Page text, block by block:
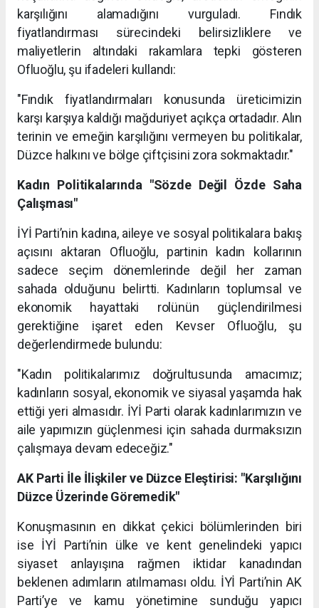
karşılığını alamadığını vurguladı. Fındık
fiyatlandırması sürecindeki belirsizliklere ve
maliyetlerin altındaki rakamlara tepki gösteren
Ofluoğlu, şu ifadeleri kullandı:
"Fındık fiyatlandırmaları konusunda üreticimizin
karşı karşıya kaldığı mağduriyet açıkça ortadadır. Alın
terinin ve emeğin karşılığını vermeyen bu politikalar,
Düzce halkını ve bölge çiftçisini zora sokmaktadır."
Kadın Politikalarında "Sözde Değil Özde Saha
Çalışması"
İYİ Parti’nin kadına, aileye ve sosyal politikalara bakış
açısını aktaran Ofluoğlu, partinin kadın kollarının
sadece seçim dönemlerinde değil her zaman
sahada olduğunu belirtti. Kadınların toplumsal ve
ekonomik hayattaki rolünün güçlendirilmesi
gerektiğine işaret eden Kevser Ofluoğlu, şu
değerlendirmede bulundu:
"Kadın politikalarımız doğrultusunda amacımız;
kadınların sosyal, ekonomik ve siyasal yaşamda hak
ettiği yeri almasıdır. İYİ Parti olarak kadınlarımızın ve
aile yapımızın güçlenmesi için sahada durmaksızın
çalışmaya devam edeceğiz."
AK Parti İle İlişkiler ve Düzce Eleştirisi: "Karşılığını
Düzce Üzerinde Göremedik"
Konuşmasının en dikkat çekici bölümlerinden biri
ise İYİ Parti’nin ülke ve kent genelindeki yapıcı
siyaset anlayışına rağmen iktidar kanadından
beklenen adımların atılmaması oldu. İYİ Parti’nin AK
Parti’ye ve kamu yönetimine sunduğu yapıcı